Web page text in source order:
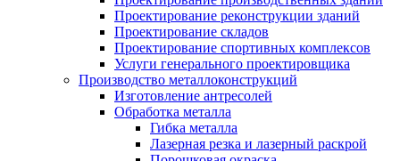
Проектирование реконструкции зданий
Проектирование складов
Проектирование спортивных комплексов
Услуги генерального проектировщика
Производство металлоконструкций
Изготовление антресолей
Обработка металла
Гибка металла
Лазерная резка и лазерный раскрой